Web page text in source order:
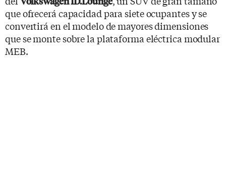
que ofrecerá capacidad para siete ocupantes y se
convertirá en el modelo de mayores dimensiones
que se monte sobre la plataforma eléctrica modular
MEB.